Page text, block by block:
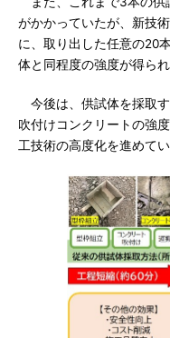
がかかっていたが、新技
に、取り出した任意の20
体と同程度の強度が得ら
今後は、供試体を採取
吹付けコンクリートの強
工技術の高度化を進めてい